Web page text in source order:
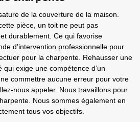
de la couverture de la maison.
pièce, un toit ne peut pas
durablement. Ce qui favorise
d’intervention professionnelle pour
pour la charpente. Rehausser une
exige une compétence d’un
commettre aucune erreur pour votre
nous appeler. Nous travaillons pour
Nous sommes également en
tous vos objectifs.